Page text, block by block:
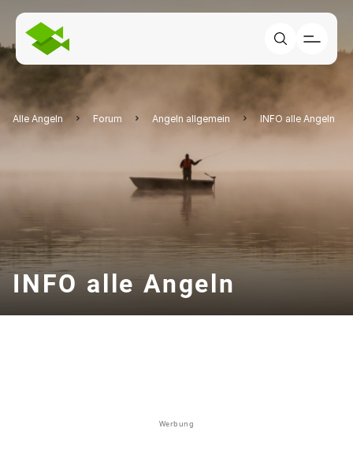
Alle Angeln Forum Angeln allgemein INFO alle Angeln
INFO alle Angeln
Werbung